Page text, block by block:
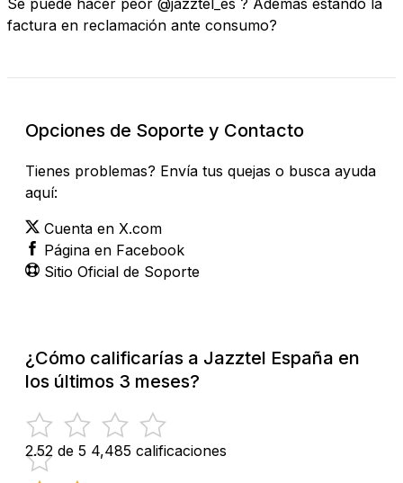
factura en reclamación ante consumo?
Opciones de Soporte y Contacto
Tienes problemas? Envía tus quejas o busca ayuda
aquí:
Cuenta en X.com
Página en Facebook
Sitio Oficial de Soporte
¿Cómo calificarías a Jazztel España en
los últimos 3 meses?
2.52 de 5 4,485 calificaciones